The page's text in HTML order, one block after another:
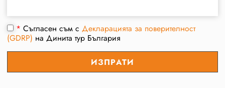
*Съгласен съм сДекларацията за поверителност
(GDRP) на Динита тур България